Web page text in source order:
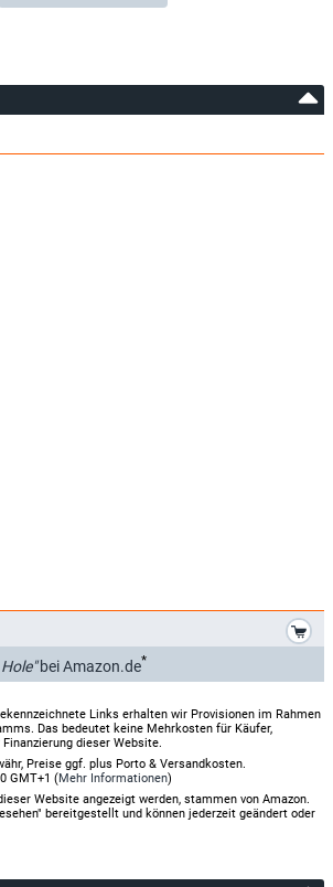
bei Amazon.de*
Links erhalten wir Provisionen im Rahmen
Das bedeutet keine Mehrkosten für Käufer,
dieser Website.
Preise ggf. plus Porto & Versandkosten.
GMT+1 (Mehr Informationen)
Website angezeigt werden, stammen von Amazon.
bereitgestellt und können jederzeit geändert oder